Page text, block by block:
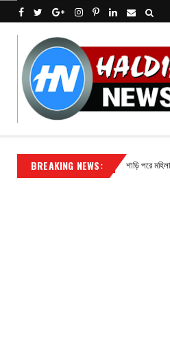
BREAKING NEWS:
Contact শাড়ি পরে মহিলা সেজে